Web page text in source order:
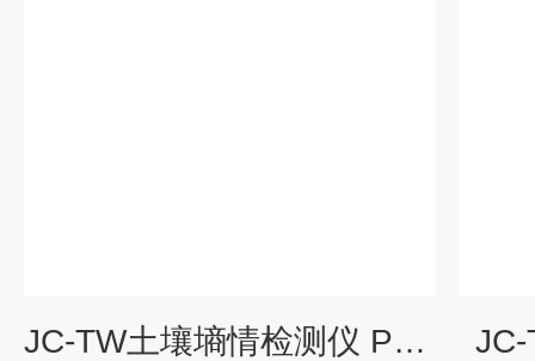
JC-TW土壤墒情检测仪 PH计 JC-